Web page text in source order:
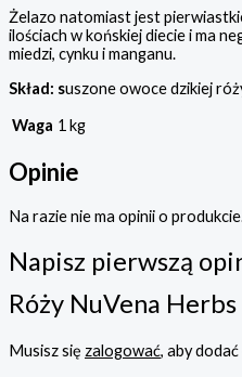
Żelazo natomiast jest
ilościach w końskiej diecie i ma
miedzi, cynku i manganu.
Skład: suszone owoce dzikiej
Waga 1 kg
Opinie
Na razie nie ma opinii o
Napisz pierwszą
Róży NuVena Herbs
Musisz się zalogować, aby